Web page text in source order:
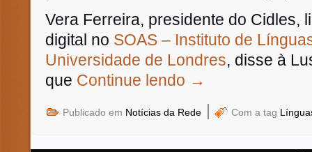
Vera Ferreira, presidente do Cidles​,
digital no SOAS – Instituto de
Universidade de Londres, disse à
que Continue lendo →
Publicado em Notícias da Rede | Com a tag